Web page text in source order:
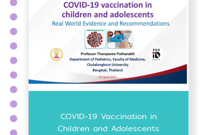
COVID-19 Vaccination in
Children and Adolescents